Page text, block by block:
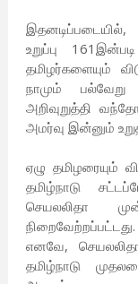
இதனடிப்படையில்,
உறுப்பு
தமிழர்களையும்
நாமும்
அறிவுறுத்தி
அமர்வு இன்னும்
ஏழு தமிழரையும்
தமிழ்நாடு
செயலலிதா
நிறைவேற்றப்பட்டது.
எனவே,
தமிழ்நாடு